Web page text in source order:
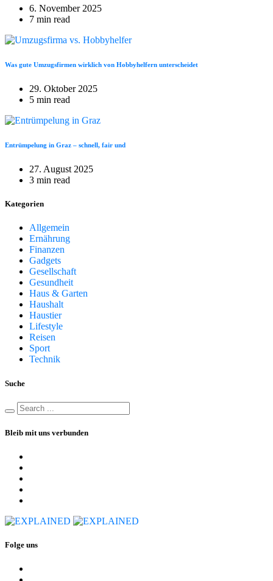
6. November 2025
7 min read
Was gute Umzugsfirmen wirklich von Hobbyhelfern unterscheidet
29. Oktober 2025
5 min read
Entrümpelung in Graz – schnell, fair und
27. August 2025
3 min read
Kategorien
Allgemein
Ernährung
Finanzen
Gadgets
Gesellschaft
Gesundheit
Haus & Garten
Haushalt
Haustier
Lifestyle
Reisen
Sport
Technik
Suche
Bleib mit uns verbunden
Folge uns